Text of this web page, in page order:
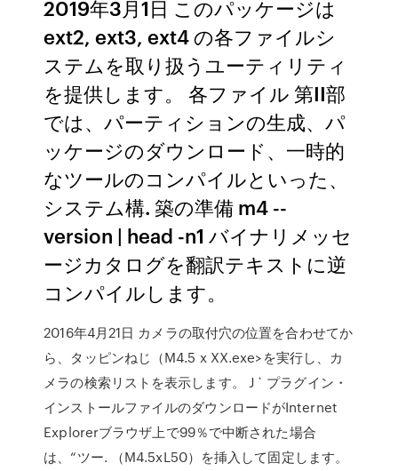
2019年3月1日 このパッケージは
ext2, ext3, ext4 の各ファイルシ
ステムを取り扱うユーティリティ
を提供します。 各ファイル 第II部
では、パーティションの生成、パ
ッケージのダウンロード、一時的
なツールのコンパイルといった、
システム構. 築の準備 m4 --
version | head -n1 バイナリメッセ
ージカタログを翻訳テキストに逆
コンパイルします。
2016年4月21日 カメラの取付穴の位置を合わせてか
ら、タッピンねじ（M4.5 x XX.exe>を実行し、カ
メラの検索リストを表示します。 J ` プラグイン・
インストールファイルのダウンロードがInternet
Explorerブラウザ上で99％で中断された場合
は、“ツー. （M4.5xL50）を挿入して固定します。